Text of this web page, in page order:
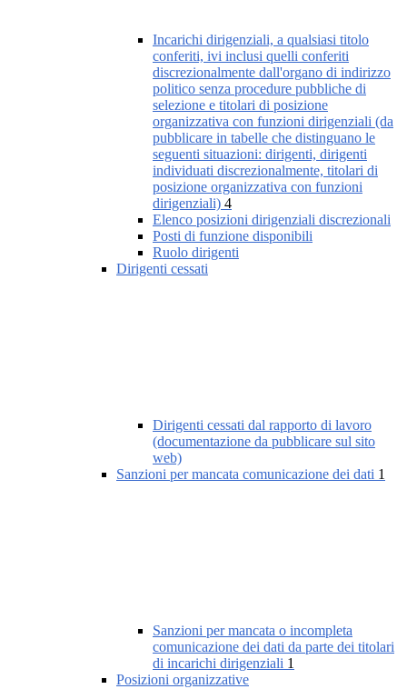
Incarichi dirigenziali, a qualsiasi titolo
conferiti, ivi inclusi quelli conferiti
discrezionalmente dall'organo di indirizzo
politico senza procedure pubbliche di
selezione e titolari di posizione
organizzativa con funzioni dirigenziali (da
pubblicare in tabelle che distinguano le
seguenti situazioni: dirigenti, dirigenti
individuati discrezionalmente, titolari di
posizione organizzativa con funzioni
dirigenziali) 4
Elenco posizioni dirigenziali discrezionali
Posti di funzione disponibili
Ruolo dirigenti
Dirigenti cessati
Dirigenti cessati dal rapporto di lavoro
(documentazione da pubblicare sul sito
web)
Sanzioni per mancata comunicazione dei dati 1
Sanzioni per mancata o incompleta
comunicazione dei dati da parte dei titolari
di incarichi dirigenziali 1
Posizioni organizzative